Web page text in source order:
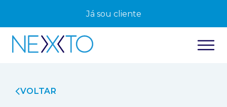
Já sou cliente
VOLTAR